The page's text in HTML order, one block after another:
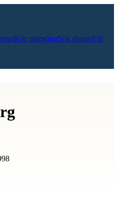
Kör rättegångSök domarFör